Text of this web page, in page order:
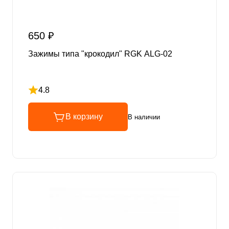
650 ₽
Зажимы типа "крокодил" RGK ALG-02
4.8
Рейтинг 4.8 из 5
В корзину В наличии